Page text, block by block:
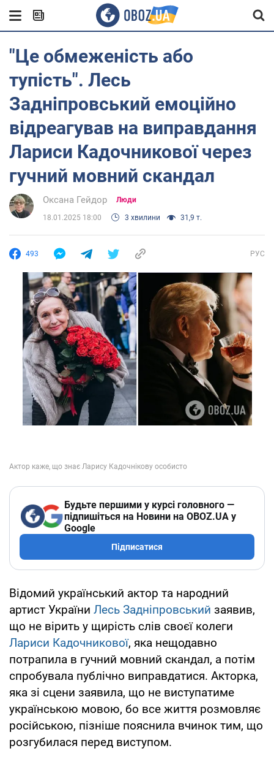
"Це обмеженість або
тупість". Лесь
Задніпровський емоційно
відреагував на виправдання
Лариси Кадочникової через
гучний мовний скандал
Оксана Гейдор Люди
18.01.2025 18:00 3 хвилини 31,9 т.
493 РУС
Будьте першими у курсі головного —
підпишіться на Новини на OBOZ.UA у
Google
Підписатися
Відомий український актор та народний
артист України Лесь Задніпровський заявив,
що не вірить у щирість слів своєї колеги
Лариси Кадочникової, яка нещодавно
потрапила в гучний мовний скандал, а потім
спробувала публічно виправдатися. Акторка,
яка зі сцени заявила, що не виступатиме
українською мовою, бо все життя розмовляє
російською, пізніше пояснила вчинок тим, що
розгубилася перед виступом.